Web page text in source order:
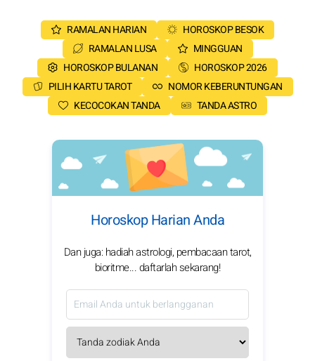
RAMALAN HARIAN
HOROSKOP BESOK
RAMALAN LUSA
MINGGUAN
HOROSKOP BULANAN
HOROSKOP 2026
PILIH KARTU TAROT
NOMOR KEBERUNTUNGAN
KECOCOKAN TANDA
TANDA ASTRO
Horoskop Harian Anda
Dan juga: hadiah astrologi, pembacaan tarot,
bioritme... daftarlah sekarang!